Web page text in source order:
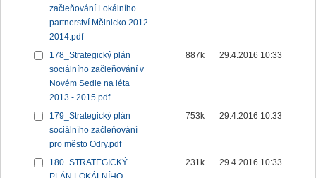
začleňování Lokálního
partnerství Mělnicko 2012-
2014.pdf
178_Strategický plán
sociálního začleňování v
Novém Sedle na léta
2013 - 2015.pdf
887k 29.4.2016 10:33
179_Strategický plán
sociálního začleňování
pro město Odry.pdf
753k 29.4.2016 10:33
180_STRATEGICKÝ
231k 29.4.2016 10:33